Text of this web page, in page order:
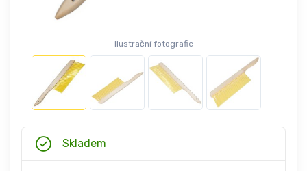
Ilustrační fotografie
Skladem